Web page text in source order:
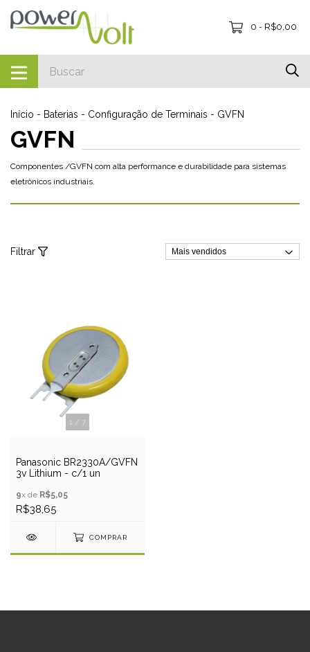
0 - R$0,00
Início - Baterias - Configuração de Terminais - GVFN
GVFN
Componentes /GVFN com alta performance e durabilidade para sistemas
eletrônicos industriais.
Filtrar
1 / 7
Panasonic BR2330A/GVFN
3v Lithium - c/1 un
9x de R$5,05
R$38,65
COMPRAR